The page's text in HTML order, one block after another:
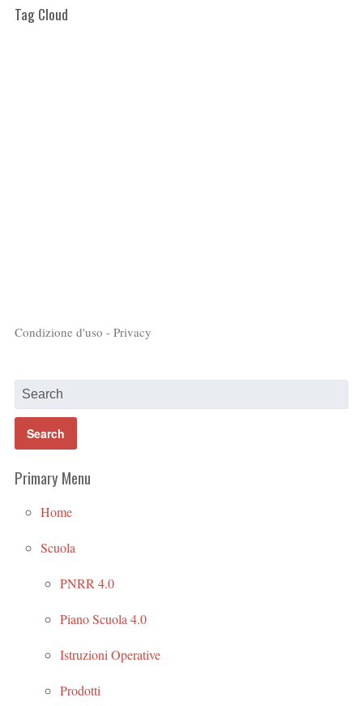
Tag Cloud
Condizione d'uso - Privacy
Primary Menu
Home
Scuola
PNRR 4.0
Piano Scuola 4.0
Istruzioni Operative
Prodotti